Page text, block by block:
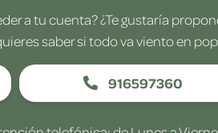
a tu cuenta? ¿Te gustaría
saber si todo va viento en
916597360